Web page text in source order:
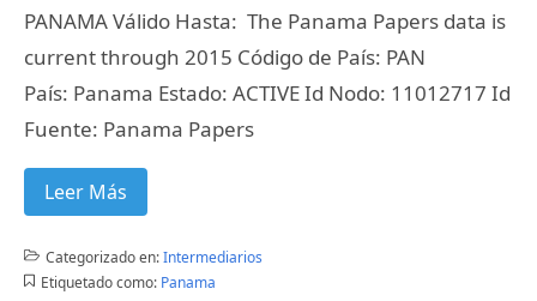
PANAMA Válido Hasta: The Panama Papers data is
current through 2015 Código de País: PAN
País: Panama Estado: ACTIVE Id Nodo: 11012717 Id
Fuente: Panama Papers
Leer Más
Categorizado en:Intermediarios
Etiquetado como: Panama